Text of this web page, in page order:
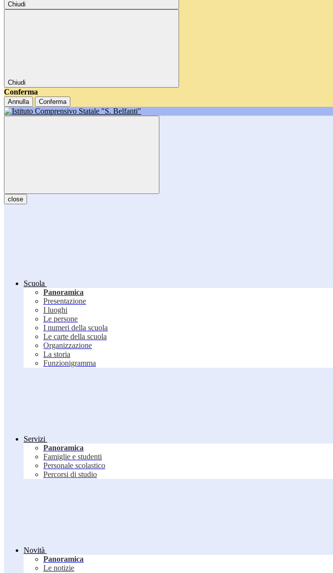
Chiudi
Chiudi
Conferma
Annulla Conferma
close
Scuola
Panoramica
Presentazione
I luoghi
Le persone
I numeri della scuola
Le carte della scuola
Organizzazione
La storia
Funzionigramma
Servizi
Panoramica
Famiglie e studenti
Personale scolastico
Percorsi di studio
Novità
Panoramica
Le notizie